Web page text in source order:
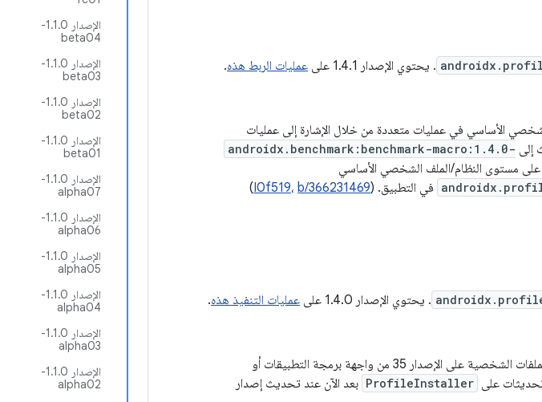
الإصدار 1.1.0-
beta04
الإصدار 1.1.0-
beta03
الإصدار 1.1.0-
beta02
الإصدار 1.1.0-
beta01
الإصدار 1.1.0-
alpha07
الإصدار 1.1.0-
alpha06
الإصدار 1.1.0-
alpha05
الإصدار 1.1.0-
alpha04
الإصدار 1.1.0-
alpha03
الإصدار 1.1.0-
alpha02
. يحتوي الإصدار 1.4.1 على عمليات الربط هذه.
الأساسي في عمليات متعددة من خلال الإشارة إلى عمليات
إلى androidx.benchmark:benchmark-macro:1.4.0-
على مستوى النظام/الملف الشخصي الأساسي
في التطبيق. ( I0f519، b/366231469
)
. يحتوي الإصدار 1.4.0 على عمليات التنفيذ هذه.
الآن التقاط/تثبيت الملفات الشخصية على الإصدار 35 من واجهة برمجة التطبيقات أو
على ProfileInstaller بعد الآن عند تحديث إصدار